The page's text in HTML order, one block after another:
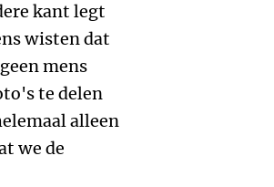
kant legt
wisten dat
mens
te delen
alleen
we de